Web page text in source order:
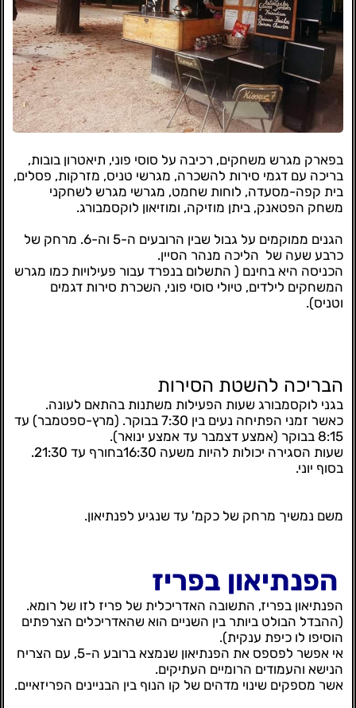
בפארק מגרש משחקים, רכיבה על סוסי פוני, תיאטרון בובות,
בריכה עם דגמי סירות להשכרה, מגרשי טניס, מזרקות, פסלים,
בית קפה-מסעדה, לוחות שחמט, מגרשי מגרש לשחקני
משחק הפטאנק, ביתן מוזיקה, ומוזיאון לוקסמבורג.
הגנים ממוקמים על גבול שבין הרובעים ה-5 וה-6. מרחק של
כרבע שעה של הליכה מנהר הסיין.
הכניסה היא בחינם ( התשלום בנפרד עבור פעילויות כמו מגרש
המשחקים לילדים, טיולי סוסי פוני, השכרת סירות דגמים
וטניס).
הבריכה להשטת הסירות
בגני לוקסמבורג שעות הפעילות משתנות בהתאם לעונה.
כאשר זמני הפתיחה נעים בין 7:30 בבוקר. (מרץ-ספטמבר) עד
8:15 בבוקר (אמצע דצמבר עד אמצע ינואר).
שעות הסגירה יכולות להיות משעה 16:30בחורף עד 21:30.
בסוף יוני.
משם נמשיך מרחק של כקמ' עד שנגיע לפנתיאון.
הפנתיאון בפריז
הפנתיאון בפריז, התשובה האדריכלית של פריז לזו של רומא.
(ההבדל הבולט ביותר בין השניים הוא שהאדריכלים הצרפתים
הוסיפו לו כיפת ענקית).
אי אפשר לפספס את הפנתיאון שנמצא ברובע ה-5, עם הצריח
הנישא והעמודים הרומיים העתיקים.
אשר מספקים שינוי מדהים של קו הנוף בין הבניינים הפריזאיים.